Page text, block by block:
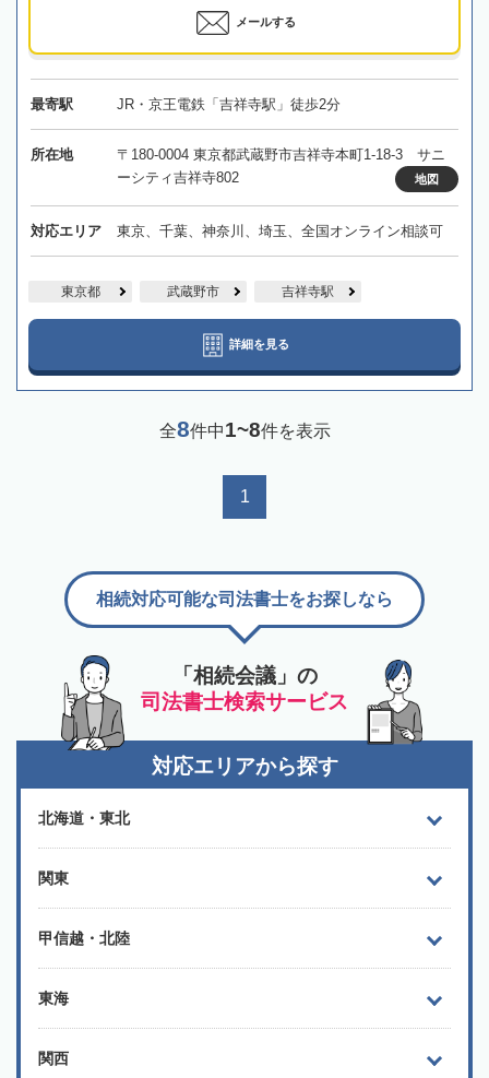
メールする
最寄駅 JR・京王電鉄「吉祥寺駅」徒歩2分
所在地
〒180-0004 東京都武蔵野市吉祥寺本町1-18-3 サニ
ーシティ吉祥寺802
地図
対応エリア 東京、千葉、神奈川、埼玉、全国オンライン相談可
東京都 武蔵野市 吉祥寺駅
詳細を見る
全8件中1~8件を表示
1
「相続会議」の
司法書士検索サービス
相続対応可能な司法書士をお探しなら
対応エリアから探す
北海道・東北
関東
甲信越・北陸
東海
関西